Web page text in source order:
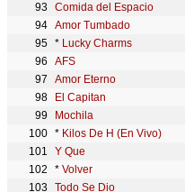
Comida del Espacio
Amor Tumbado
* Lucky Charms
AFS
Amor Eterno
El Capitan
Mochila
* Kilos De H (En Vivo)
Y Que
* Volver
Todo Se Dio